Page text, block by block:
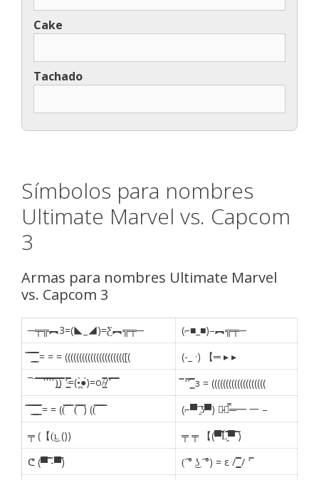
Cake
Tachado
Símbolos para nombres
Ultimate Marvel vs. Capcom
3
Armas para nombres Ultimate Marvel
vs. Capcom 3
─╤╦︻3=(◣_◢)=Ƹ︻╦╤─
(⌐■_■)–︻╦╤─
̿ ̿ ͇̿̿ ͇̿̿ = = = ((((((((((((((((((((([(
(-_ ·) 【═ ▸ ▸
¯¯̿̿¯̿̿’̿̿̿̿̿̿̿’̿̿’̿̿̿̿̿’̿̿̿)͇̿̿)̿̿̿̿ ‘̵͇̿̿̿̿̿̿̿̿=(•̪̀●́)=o/̵͇̿̿/’̿̿ ̿ ̿̿
̿ ‘̿’ ͇̿̿ з = (((((((((((((((((((
̿ ̿ ͇̿̿ ͇̿̿ ͇̿̿ = = ((̿ ̿ ̿ (̿ ̿ ̿) ((̿ ̿ ̿ ̿
(⌐▀͡ ̯ʖ▀) 【̷┻̿═━ 一 –
╤ (【(͜ʟ ())
╤ ╤ 【(▀̿̿Ĺ̯̿̿▀̿ ̿)
ᕦ (▀̿ ̿-▀̿)
(͡ ° ͜ʖ ͡ °) = ε / ͇͇̿̿̿̿ / ‘̿